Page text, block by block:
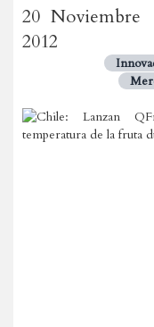
20 Noviembre
2012